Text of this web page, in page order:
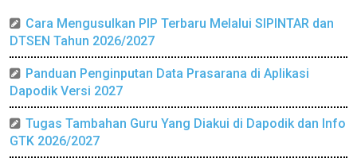
Cara Mengusulkan PIP Terbaru Melalui SIPINTAR dan
DTSEN Tahun 2026/2027
Panduan Penginputan Data Prasarana di Aplikasi
Dapodik Versi 2027
Tugas Tambahan Guru Yang Diakui di Dapodik dan Info
GTK 2026/2027